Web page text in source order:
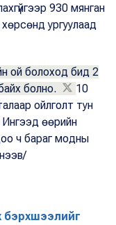
930 мянган
ургуулаад
ой болоход бид 2
болно.
10
ойлголт тун
өөрийн
ч бараг модны
бэрхшээлийг